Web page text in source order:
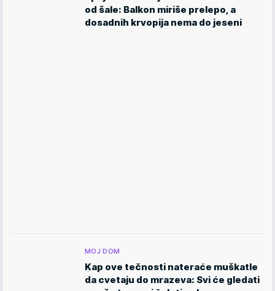
od šale: Balkon miriše prelepo, a
dosadnih krvopija nema do jeseni
MOJ DOM
Kap ove tečnosti nateraće muškatle
da cvetaju do mrazeva: Svi će gledati